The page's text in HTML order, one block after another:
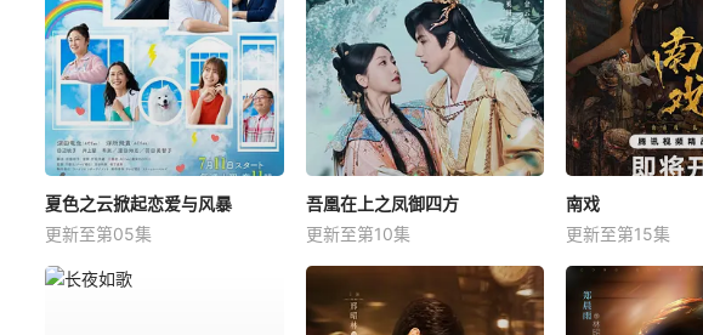
夏色之云掀起恋爱与风暴
更新至第05集
吾凰在上之凤御四方
更新至第10集
南戏
更新至第15集